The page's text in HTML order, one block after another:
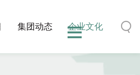
集团动态 企业文化